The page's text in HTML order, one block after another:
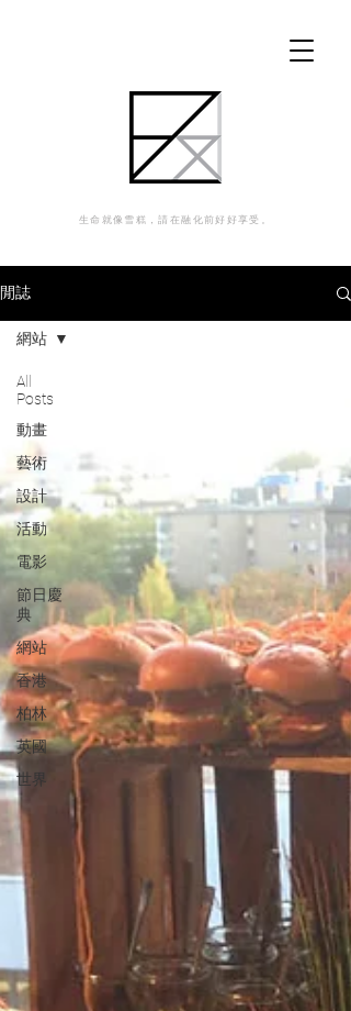
生命就像雪糕，請在融化前好好享受。
閒誌
All
Posts
動畫
藝術
設計
活動
電影
節日慶
典
網站
香港
柏林
英國
世界
網站